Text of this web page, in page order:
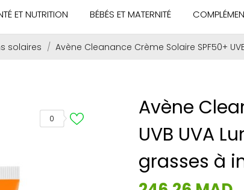
ET NUTRITION BÉBÉS ET MATERNITÉ
solaires Avène Cleanance Crème Solaire SPF50+
0
Avène
UVB UVA
grasses à